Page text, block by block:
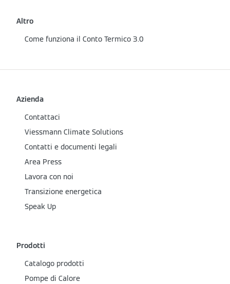
Altro
Come funziona il Conto Termico 3.0
Azienda
Contattaci
Viessmann Climate Solutions
Contatti e documenti legali
Area Press
Lavora con noi
Transizione energetica
Speak Up
Prodotti
Catalogo prodotti
Pompe di Calore